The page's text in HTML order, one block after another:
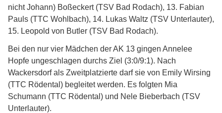
nicht Johann) Boßeckert (TSV Bad Rodach), 13. Fabian
Pauls (TTC Wohlbach), 14. Lukas Waltz (TSV Unterlauter),
15. Leopold von Butler (TSV Bad Rodach).
Bei den nur vier Mädchen der AK 13 gingen Annelee
Hopfe ungeschlagen durchs Ziel (3:0/9:1). Nach
Wackersdorf als Zweitplatzierte darf sie von Emily Wirsing
(TTC Rödental) begleitet werden. Es folgten Mia
Schumann (TTC Rödental) und Nele Bieberbach (TSV
Unterlauter).